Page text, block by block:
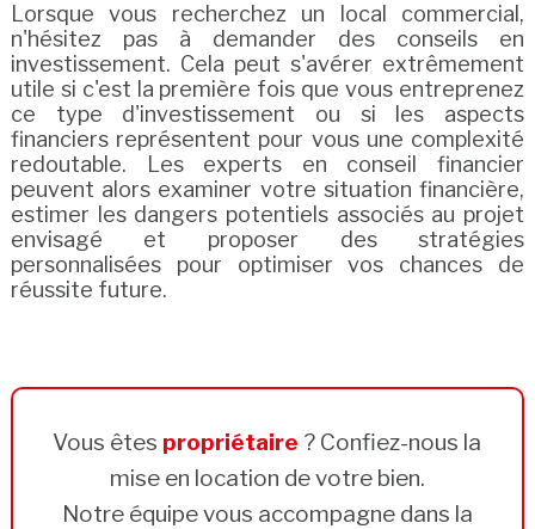
Lorsque vous recherchez un local commercial,
n'hésitez pas à demander des conseils en
investissement. Cela peut s'avérer extrêmement
utile si c'est la première fois que vous entreprenez
ce type d'investissement ou si les aspects
financiers représentent pour vous une complexité
redoutable. Les experts en conseil financier
peuvent alors examiner votre situation financière,
estimer les dangers potentiels associés au projet
envisagé et proposer des stratégies
personnalisées pour optimiser vos chances de
réussite future.
Vous êtes propriétaire ? Confiez-nous la
mise en location de votre bien.
Notre équipe vous accompagne dans la